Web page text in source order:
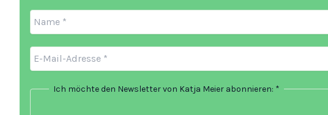
Ich möchte den Newsletter von Katja Meier abonnieren: *